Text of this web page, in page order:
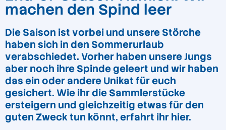
machen den Spind leer
Die Saison ist vorbei und unsere Störche
haben sich in den Sommerurlaub
verabschiedet. Vorher haben unsere Jungs
aber noch ihre Spinde geleert und wir haben
das ein oder andere Unikat für euch
gesichert. Wie ihr die Sammlerstücke
ersteigern und gleichzeitig etwas für den
guten Zweck tun könnt, erfahrt ihr hier.